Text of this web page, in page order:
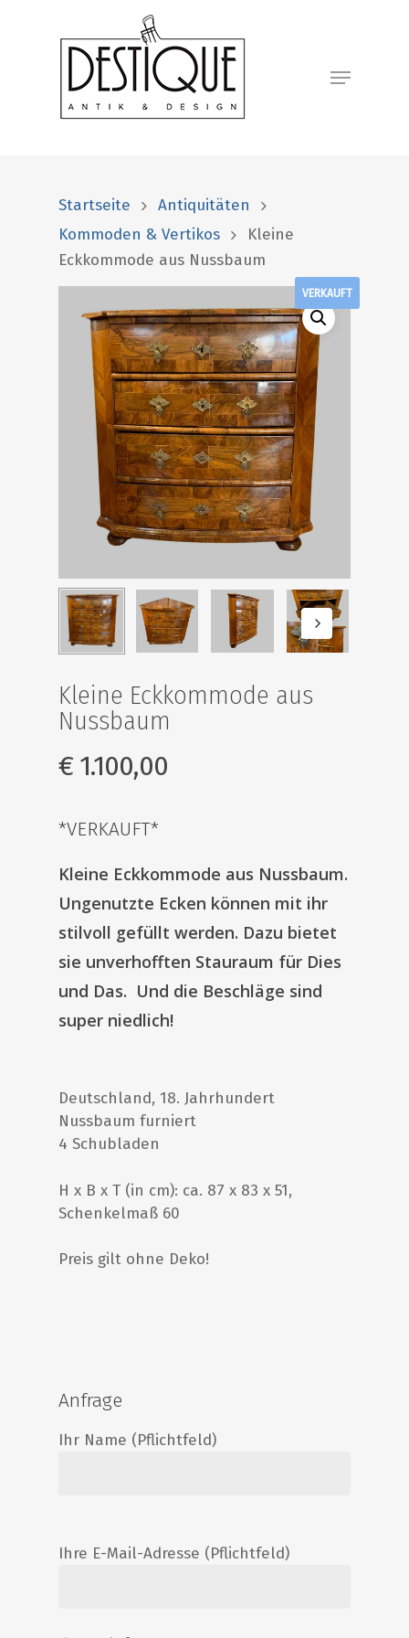
Startseite
Antiquitäten
Kommoden & Vertikos
Kleine
Eckkommode aus Nussbaum
VERKAUFT
Kleine Eckkommode aus
Nussbaum
€1.100,00
*VERKAUFT*
Kleine Eckkommode aus Nussbaum.
Ungenutzte Ecken können mit ihr
stilvoll gefüllt werden. Dazu bietet
sie unverhofften Stauraum für Dies
und Das. Und die Beschläge sind
super niedlich!
Deutschland, 18. Jahrhundert
Nussbaum furniert
4 Schubladen
H x B x T (in cm): ca. 87 x 83 x 51,
Schenkelmaß 60
Preis gilt ohne Deko!
Anfrage
Ihr Name (Pflichtfeld)
Ihre E-Mail-Adresse (Pflichtfeld)